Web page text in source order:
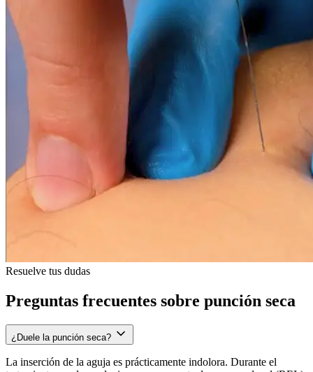
Resuelve tus dudas
Preguntas frecuentes sobre punción seca
¿Duele la punción seca?
La inserción de la aguja es prácticamente indolora. Durante el